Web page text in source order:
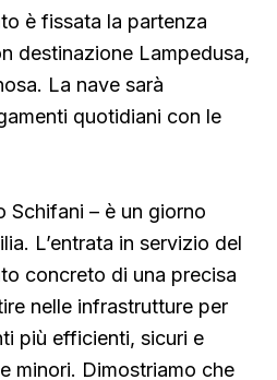
è fissata la partenza
destinazione Lampedusa,
La nave sarà
quotidiani con le
Schifani – è un giorno
L’entrata in servizio del
concreto di una precisa
nelle infrastrutture per
più efficienti, sicuri e
minori. Dimostriamo che